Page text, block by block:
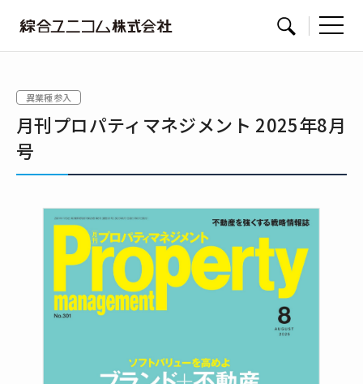
ニ
コ
ム
月刊プロパティマネジメント 2025年8月
号
異業種参入